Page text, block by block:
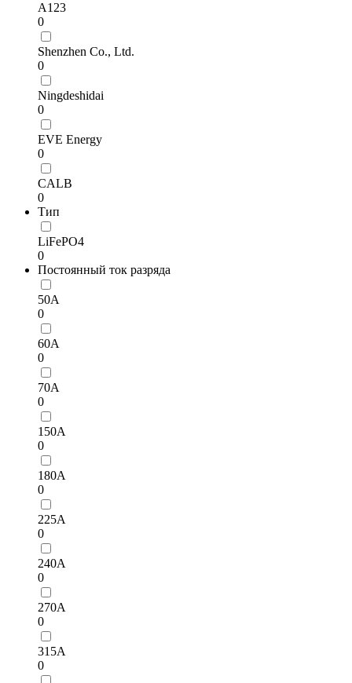
А123
0
Shenzhen Co., Ltd.
0
Ningdeshidai
0
EVE Energy
0
CALB
0
Тип
LiFePO4
0
Постоянный ток разряда
50А
0
60А
0
70А
0
150А
0
180А
0
225А
0
240А
0
270A
0
315А
0